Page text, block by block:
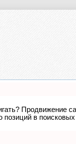
Продвижение
в